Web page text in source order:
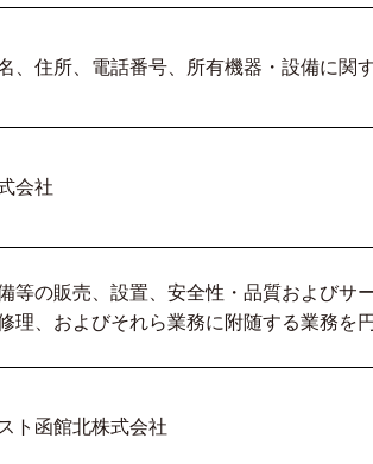
、住所、電話番号、所有機器・設備に関
会社
等の販売、設置、安全性・品質およびサ
理、およびそれら業務に附随する業務を
ト函館北株式会社